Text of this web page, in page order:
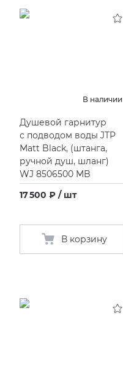
В наличии
Душевой гарнитур
с подводом воды JTP
Matt Black, (штанга,
ручной душ, шланг)
WJ 8506500 MB
17 500 ₽ / шт
В корзину